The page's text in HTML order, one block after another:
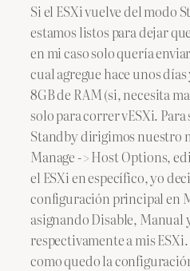
Si el ESXi vuelve del modo
estamos listos para dejar
en mi caso solo quería
cual agregue hace unos
8GB de RAM (si, necesita
solo para correr vESXi.
Standby dirigimos nuestro
Manage -> Host Options,
el ESXi en específico, yo
configuración principal en
asignando Disable, Manual
respectivamente a mis
como quedo la